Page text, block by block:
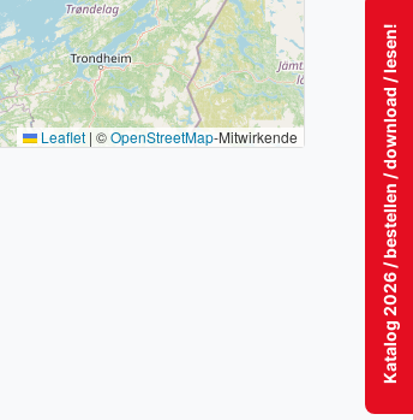
Katalog 2026 / bestellen / download / lesen!
Leaflet | ©OpenStreetMap-Mitwirkende